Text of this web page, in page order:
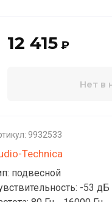
12 415 ₽
Нет в
9932533
Technica
подвесной
-53 дБ